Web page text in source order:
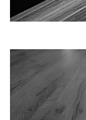
MOBILIÁRIO